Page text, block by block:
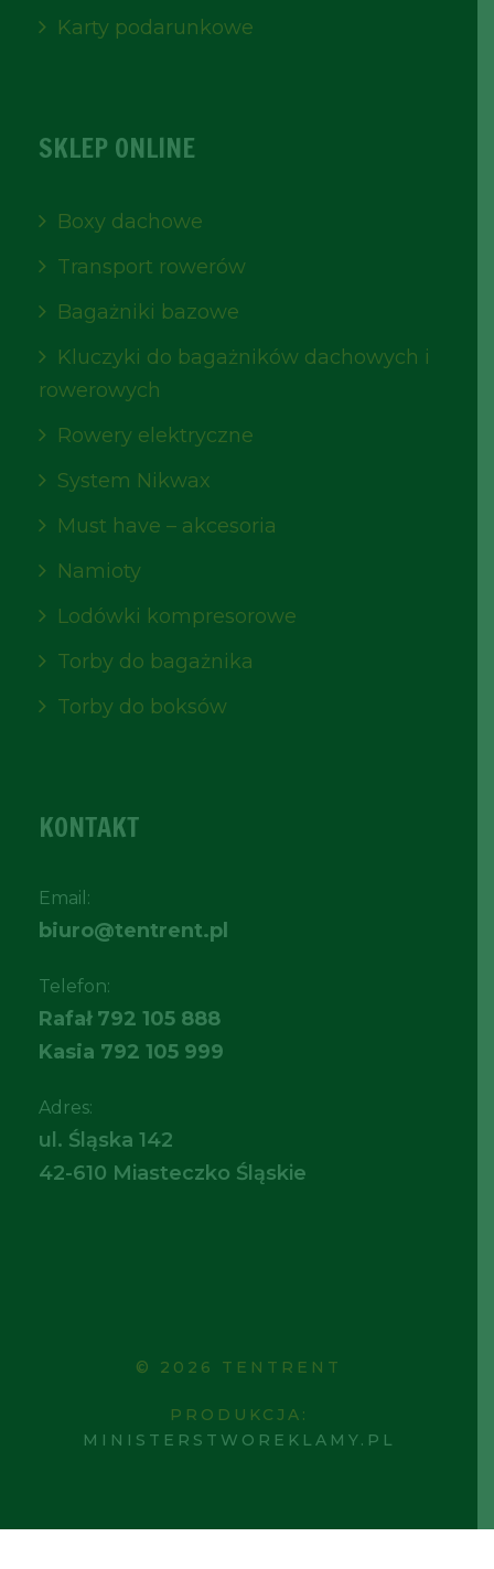
Karty podarunkowe
SKLEP ONLINE
Boxy dachowe
Transport rowerów
Bagażniki bazowe
Kluczyki do bagażników dachowych i
rowerowych
Rowery elektryczne
System Nikwax
Must have – akcesoria
Namioty
Lodówki kompresorowe
Torby do bagażnika
Torby do boksów
KONTAKT
Email:
biuro@tentrent.pl
Telefon:
Rafał 792 105 888
Kasia 792 105 999
Adres:
ul. Śląska 142
42-610 Miasteczko Śląskie
© 2026 TENTRENT
PRODUKCJA:
MINISTERSTWOREKLAMY.PL